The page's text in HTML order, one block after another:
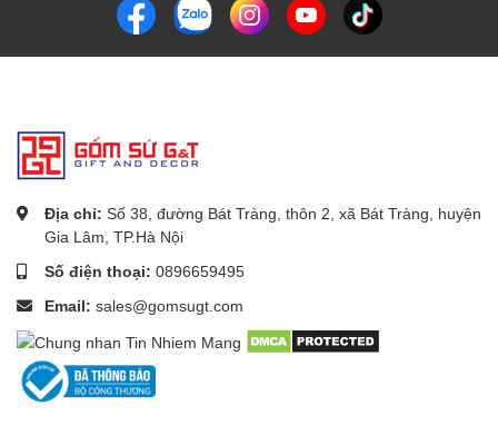
Địa chỉ: Số 38, đường Bát Tràng, thôn 2, xã Bát Tràng, huyện
Gia Lâm, TP.Hà Nội
Số điện thoại: 0896659495
Email: sales@gomsugt.com